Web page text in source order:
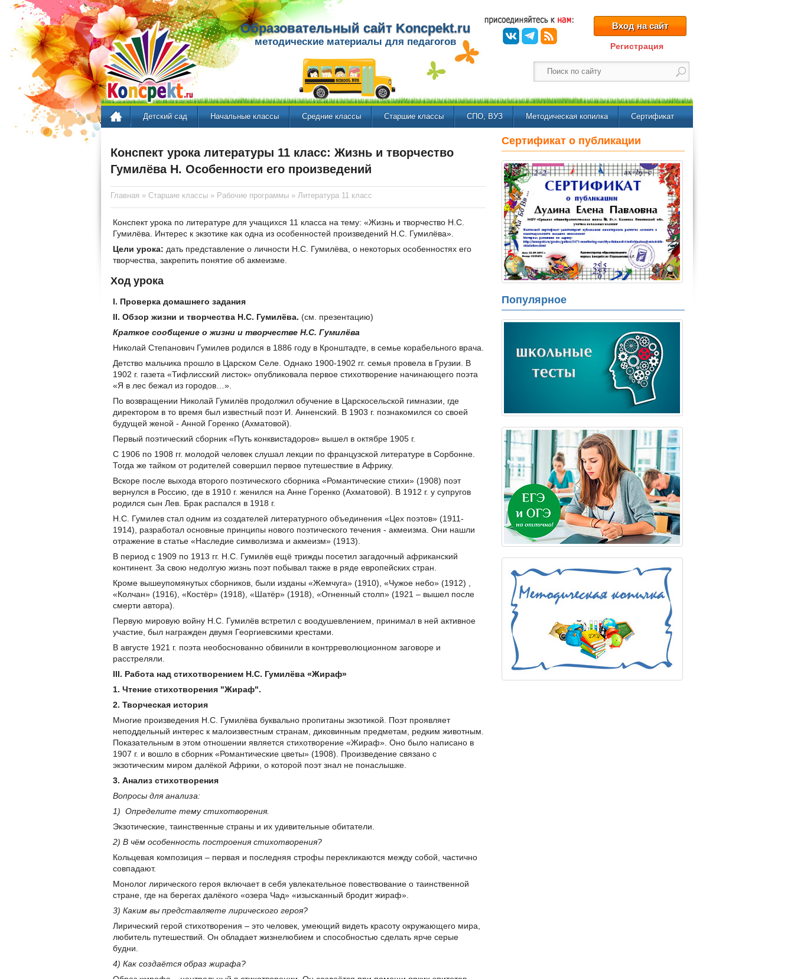
Образовательный сайт Koncpekt.ru
методические материалы для педагогов
Вход на сайт
Регистрация
Детский сад Начальные классы Средние классы Старшие классы СПО, ВУЗ Методическая копилка Сертификат
Конспект урока литературы 11 класс: Жизнь и творчество
Гумилёва Н. Особенности его произведений
Главная » Старшие классы » Рабочие программы » Литература 11 класс
Конспект урока по литературе для учащихся 11 класса на тему: «Жизнь и творчество Н.С.
Гумилёва. Интерес к экзотике как одна из особенностей произведений Н.С. Гумилёва».
Цели урока: дать представление о личности Н.С. Гумилёва, о некоторых особенностях его
творчества, закрепить понятие об акмеизме.
Ход урока
I. Проверка домашнего задания
II. Обзор жизни и творчества Н.С. Гумилёва. (см. презентацию)
Краткое сообщение о жизни и творчестве Н.С. Гумилёва
Николай Степанович Гумилев родился в 1886 году в Кронштадте, в семье корабельного врача.
Детство мальчика прошло в Царском Селе. Однако 1900-1902 гг. семья провела в Грузии. В
1902 г. газета «Тифлисский листок» опубликовала первое стихотворение начинающего поэта
«Я в лес бежал из городов…».
По возвращении Николай Гумилёв продолжил обучение в Царскосельской гимназии, где
директором в то время был известный поэт И. Анненский. В 1903 г. познакомился со своей
будущей женой - Анной Горенко (Ахматовой).
Первый поэтический сборник «Путь конквистадоров» вышел в октябре 1905 г.
С 1906 по 1908 гг. молодой человек слушал лекции по французской литературе в Сорбонне.
Тогда же тайком от родителей совершил первое путешествие в Африку.
Вскоре после выхода второго поэтического сборника «Романтические стихи» (1908) поэт
вернулся в Россию, где в 1910 г. женился на Анне Горенко (Ахматовой). В 1912 г. у супругов
родился сын Лев. Брак распался в 1918 г.
Н.С. Гумилев стал одним из создателей литературного объединения «Цех поэтов» (1911-
1914), разработал основные принципы нового поэтического течения - акмеизма. Они нашли
отражение в статье «Наследие символизма и акмеизм» (1913).
В период с 1909 по 1913 гг. Н.С. Гумилёв ещё трижды посетил загадочный африканский
континент. За свою недолгую жизнь поэт побывал также в ряде европейских стран.
Кроме вышеупомянутых сборников, были изданы «Жемчуга» (1910), «Чужое небо» (1912) ,
«Колчан» (1916), «Костёр» (1918), «Шатёр» (1918), «Огненный столп» (1921 – вышел после
смерти автора).
Первую мировую войну Н.С. Гумилёв встретил с воодушевлением, принимал в ней активное
участие, был награжден двумя Георгиевскими крестами.
В августе 1921 г. поэта необоснованно обвинили в контрреволюционном заговоре и
расстреляли.
III. Работа над стихотворением Н.С. Гумилёва «Жираф»
1. Чтение стихотворения "Жираф".
2. Творческая история
Многие произведения Н.С. Гумилёва буквально пропитаны экзотикой. Поэт проявляет
неподдельный интерес к малоизвестным странам, диковинным предметам, редким животным.
Показательным в этом отношении является стихотворение «Жираф». Оно было написано в
1907 г. и вошло в сборник «Романтические цветы» (1908). Произведение связано с
экзотическим миром далёкой Африки, о которой поэт знал не понаслышке.
3. Анализ стихотворения
Вопросы для анализа:
1) Определите тему стихотворения.
Экзотические, таинственные страны и их удивительные обитатели.
2) В чём особенность построения стихотворения?
Кольцевая композиция – первая и последняя строфы перекликаются между собой, частично
совпадают.
Монолог лирического героя включает в себя увлекательное повествование о таинственной
стране, где на берегах далёкого «озера Чад» «изысканный бродит жираф».
3) Каким вы представляете лирического героя?
Лирический герой стихотворения – это человек, умеющий видеть красоту окружающего мира,
любитель путешествий. Он обладает жизнелюбием и способностью сделать ярче серые
будни.
4) Как создаётся образ жирафа?
Сертификат о публикации
Популярное